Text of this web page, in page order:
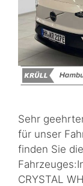
Sehr
für unser
finden Sie
CRYSTAL